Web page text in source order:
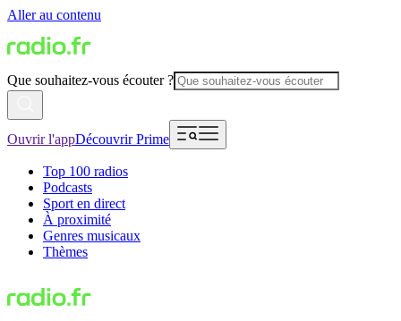
Aller au contenu
Que souhaitez-vous écouter ?
Ouvrir l'appDécouvrir Prime
Top 100 radios
Podcasts
Sport en direct
À proximité
Genres musicaux
Thèmes